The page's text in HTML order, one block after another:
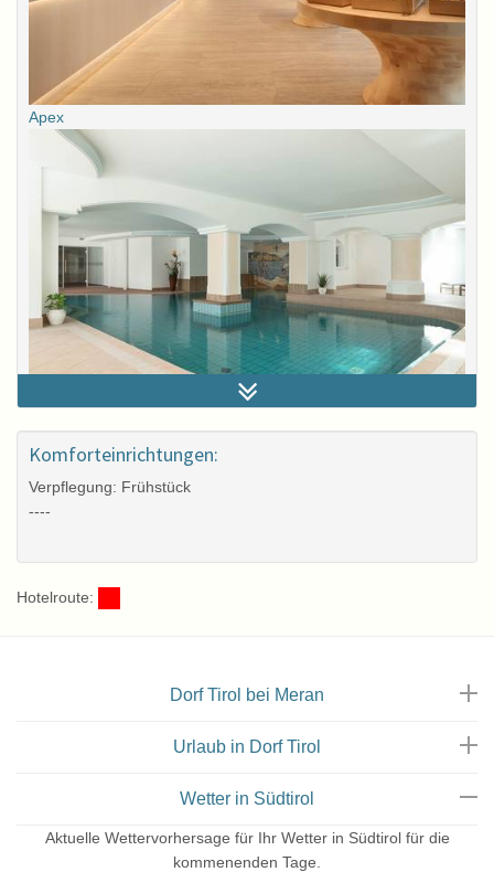
Apex
Hallenbad
Komforteinrichtungen:
Verpflegung: Frühstück
----
Hotelroute:
Dorf Tirol bei Meran
Urlaub in Dorf Tirol
Wetter in Südtirol
Aktuelle Wettervorhersage für Ihr Wetter in Südtirol für die
kommenenden Tage.